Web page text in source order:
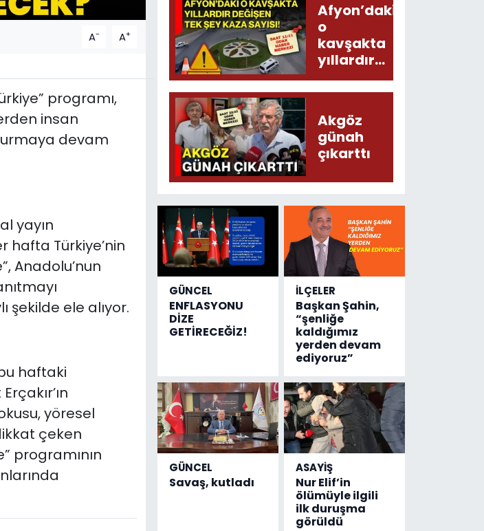
A- A+
programı,
insan
devam
yayın
Türkiye’nin
Anadolu’nun
şekilde ele alıyor.
haftaki
yöresel
çeken
programının
Afyon’daki
o
kavşakta
yıllardır
değişen
tek şey
sayısı!
Akgöz
günah
çıkarttı
GÜNCEL
ENFLASYONU
DİZE
GETİRECEĞİZ!
İLÇELER
Başkan Şahin,
“şenliğe
kaldığımız
yerden devam
ediyoruz”
GÜNCEL
Savaş, kutladı
ASAYİŞ
Nur Elif’in
ölümüyle ilgili
ilk duruşma
görüldü